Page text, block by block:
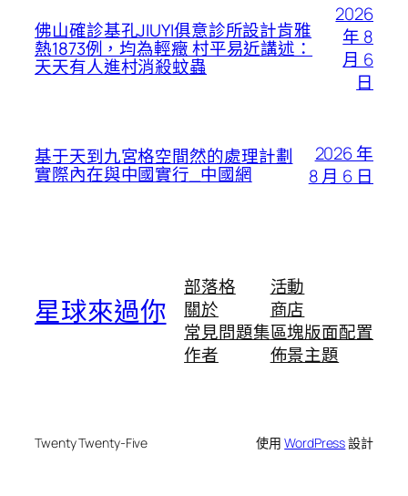
佛山確診基孔JIUYI俱意診所設計肯雅
熱1873例，均為輕癥 村平易近講述：
天天有人進村消殺蚊蟲
2026
年 8
月 6
日
基于天到九宮格空間然的處理計劃
實際內在與中國實行_中國網
2026 年
8 月 6 日
星球來過你
部落格
關於
常見問題集
作者
活動
商店
區塊版面配置
佈景主題
Twenty Twenty-Five 使用WordPress設計